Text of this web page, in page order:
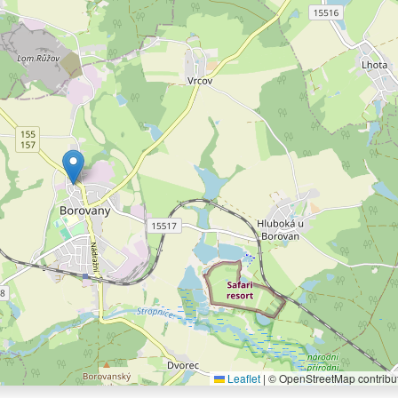
Leaflet | © OpenStreetMap